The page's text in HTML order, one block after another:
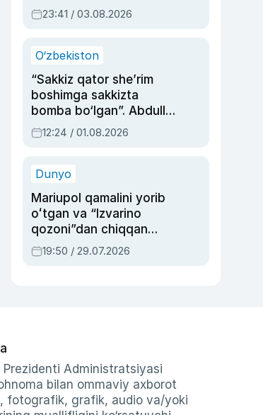
ayolga sud hukmi o‘qildi
23:41 / 03.08.2026
O‘zbekiston
“Sakkiz qator she’rim
boshimga sakkizta
bomba bo‘lgan”. Abdulla
Oripovni siyosiy
ayblovlardan asrab
12:24 / 01.08.2026
Dunyo
Mariupol qamalini yorib
oʻtgan va “Izvarino
qozoni”dan chiqqan
qahramon — Ukraina
armiyasi bosh
19:50 / 29.07.2026
Prezidenti Administratsiyasi
bilan ommaviy axborot
fotografik, grafik, audio va/yoki